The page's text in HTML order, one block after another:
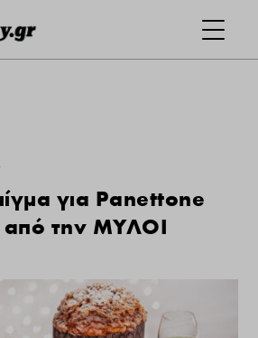
για Panettone
την ΜΥΛΟΙ